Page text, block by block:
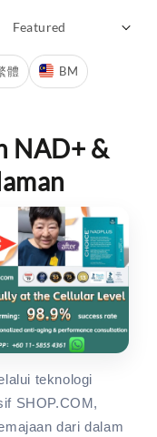
體 BM
NAD+ &
teknologi
SHOP.COM,
dari dalam